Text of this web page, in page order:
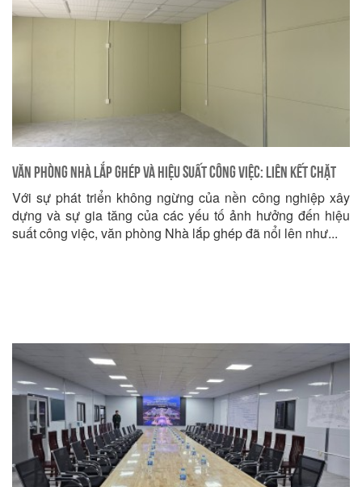
Văn phòng Nhà lắp ghép và Hiệu suất Công việc: Liên kết chặt
chẽ
Với sự phát triển không ngừng của nền công nghiệp xây
dựng và sự gia tăng của các yếu tố ảnh hưởng đến hiệu
suất công việc, văn phòng Nhà lắp ghép đã nổi lên như...